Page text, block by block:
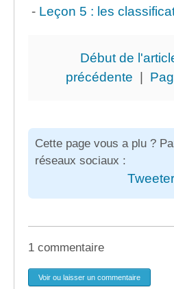
- Leçon 5 : les
Début de
précédente
Cette page vous a plu ?
réseaux sociaux :
Tweeter
1 commentaire
Voir ou laisser un commentaire